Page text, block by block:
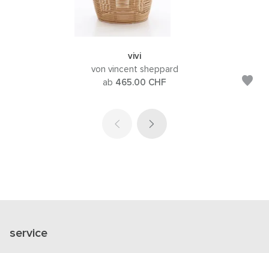
vivi
von vincent sheppard
ab 465.00 CHF
service